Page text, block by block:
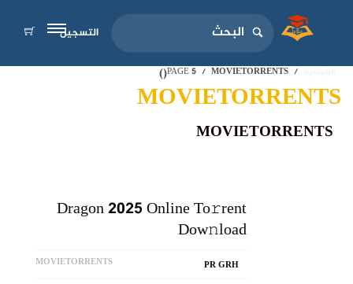
التسجيل
MOVIETORRENTS
(PAGE 5
)
MOVIETORRENTS
MOVIETORRENTS
Dragon 2025 Online To𝚛rent
Dow𝚗load
MOVIETORRENTS PR GRH